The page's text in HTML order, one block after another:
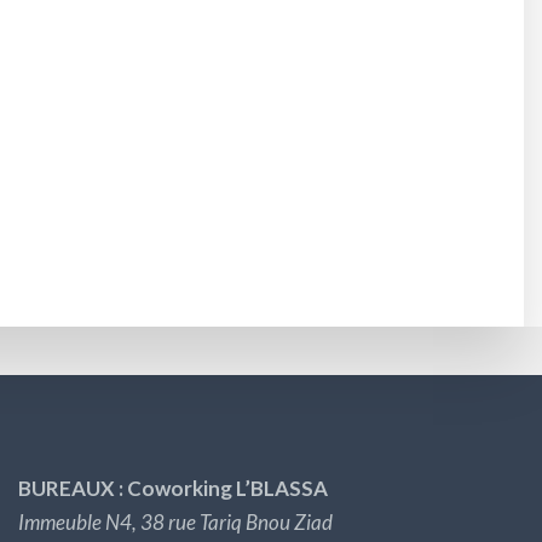
BUREAUX : Coworking L’BLASSA
Immeuble N4, 38 rue Tariq Bnou Ziad